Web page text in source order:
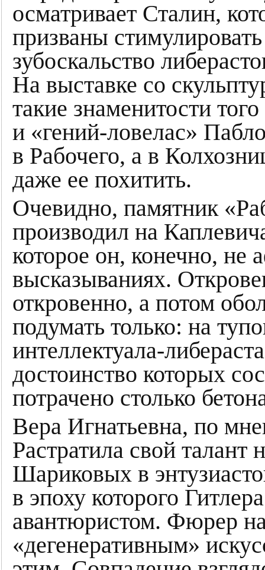
осматривает Сталин,
призваны
зубоскальство
На выставке со
такие знаменитости
и «гений-ловелас»
в Рабочего, а в
даже ее похитить.
Очевидно, памятник
производил на
которое он, конечно,
высказываниях.
откровенно, а потом
подумать только: на
интеллектуала-
достоинство которых
потрачено столько
Вера Игнатьевна, по
Растратила свой талант
Шариковых в
в эпоху которого
авантюристом. Фюрер
«дегенеративным»